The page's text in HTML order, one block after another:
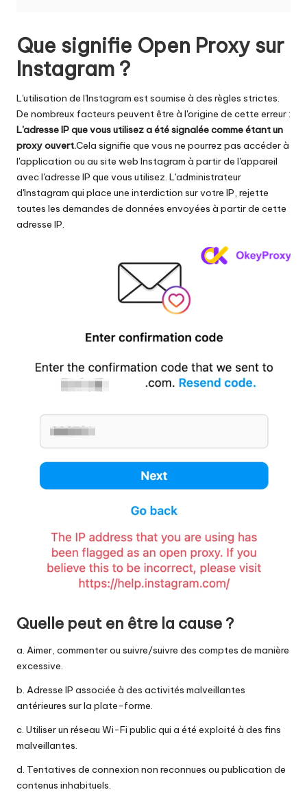
i
g
r
a
t
ui
t
]
-
Que signifie Open Proxy sur
Instagram ?
L'utilisation de l'Instagram est soumise à des règles strictes.
De nombreux facteurs peuvent être à l'origine de cette erreur :
L'adresse IP que vous utilisez a été signalée comme étant un
proxy ouvert.Cela signifie que vous ne pourrez pas accéder à
l'application ou au site web Instagram à partir de l'appareil
avec l'adresse IP que vous utilisez. L'administrateur
d'Instagram qui place une interdiction sur votre IP, rejette
toutes les demandes de données envoyées à partir de cette
adresse IP.
Quelle peut en être la cause ?
a. Aimer, commenter ou suivre/suivre des comptes de manière
excessive.
b. Adresse IP associée à des activités malveillantes
antérieures sur la plate-forme.
c. Utiliser un réseau Wi-Fi public qui a été exploité à des fins
malveillantes.
d. Tentatives de connexion non reconnues ou publication de
contenus inhabituels.